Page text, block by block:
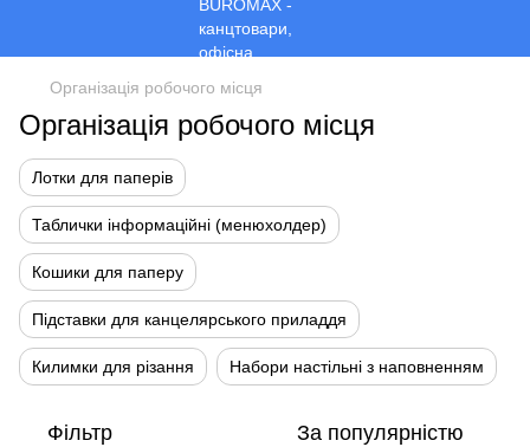
Організація робочого місця
Організація робочого місця
Лотки для паперів
Таблички інформаційні (менюхолдер)
Кошики для паперу
Підставки для канцелярського приладдя
Килимки для різання Набори настільні з наповненням
Фільтр За популярністю